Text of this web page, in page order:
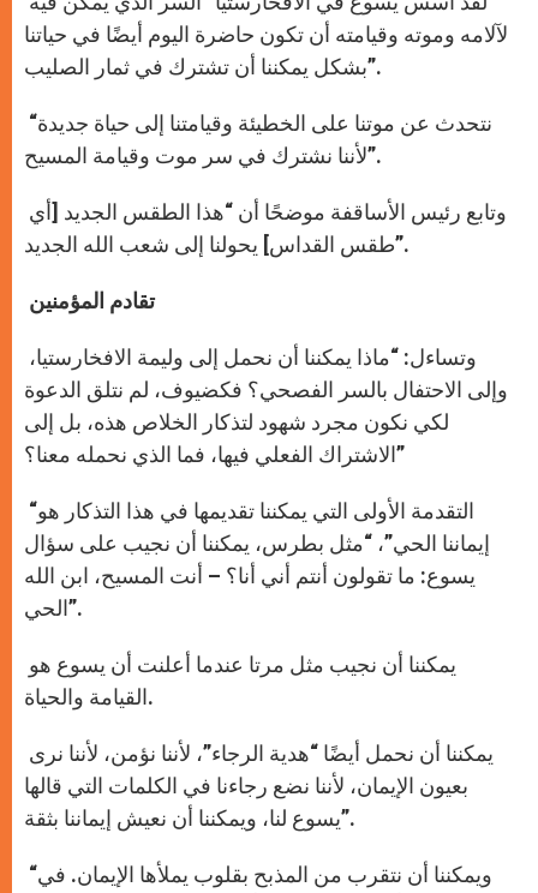
لآلامه وموته وقيامته أن تكون حاضرة اليوم أيضًا في حياتنا
بشكل يمكننا أن تشترك في ثمار الصليب”.
“نتحدث عن موتنا على الخطيئة وقيامتنا إلى حياة جديدة
لأننا نشترك في سر موت وقيامة المسيح”.
طقس القداس] يحولنا إلى شعب الله الجديد”.
تقادم المؤمنين
وإلى الاحتفال بالسر الفصحي؟ فكضيوف، لم نتلق الدعوة
لكي نكون مجرد شهود لتذكار الخلاص هذه، بل إلى
الاشتراك الفعلي فيها، فما الذي نحمله معنا؟”
“التقدمة الأولى التي يمكننا تقديمها في هذا التذكار هو
إيماننا الحي”، “مثل بطرس، يمكننا أن نجيب على سؤال
يسوع: ما تقولون أنتم أني أنا؟ – أنت المسيح، ابن الله
الحي”.
القيامة والحياة.
بعيون الإيمان، لأننا نضع رجاءنا في الكلمات التي قالها
يسوع لنا، ويمكننا أن نعيش إيماننا بثقة”.
“ويمكننا أن نتقرب من المذبح بقلوب يملأها الإيمان. في